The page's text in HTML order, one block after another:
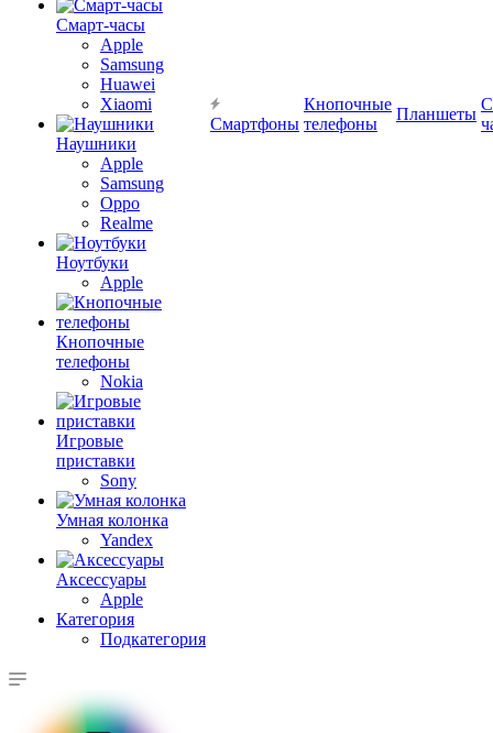
Смарт-часы
Apple
Samsung
Huawei
Xiaomi
Наушники
Apple
Samsung
Oppo
Realme
Ноутбуки
Apple
Кнопочные
телефоны
Nokia
Игровые
приставки
Sony
Умная колонка
Yandex
Аксессуары
Apple
Категория
Подкатегория
Смартфоны
Кнопочные
телефоны
Планшеты